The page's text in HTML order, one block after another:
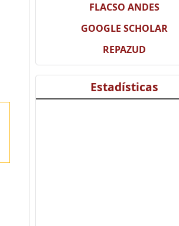
FLACSO ANDES
GOOGLE SCHOLAR
REPAZUD
Estadísticas